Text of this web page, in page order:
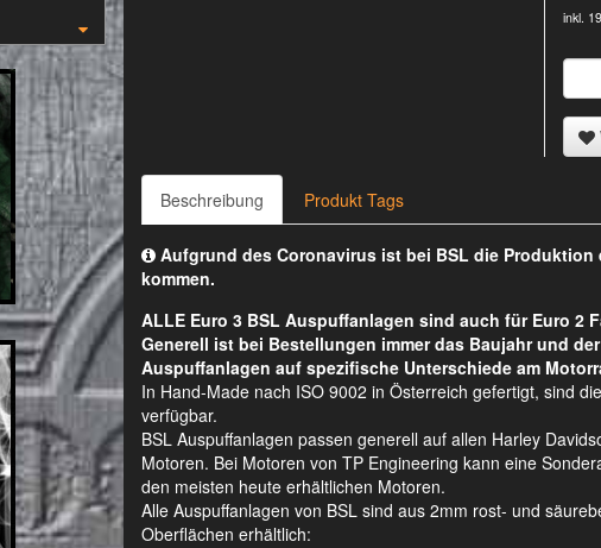
inkl.
Beschreibung Produkt Tags
Aufgrund des Coronavirus ist bei BSL die
kommen.
ALLE Euro 3 BSL Auspuffanlagen sind auch für Euro 2
Generell ist bei Bestellungen immer das Baujahr und
Auspuffanlagen auf spezifische Unterschiede am
In Hand-Made nach ISO 9002 in Österreich gefertigt, sind
verfügbar.
BSL Auspuffanlagen passen generell auf allen Harley
Motoren. Bei Motoren von TP Engineering kann eine
den meisten heute erhältlichen Motoren.
Alle Auspuffanlagen von BSL sind aus 2mm rost- und
Oberflächen erhältlich: